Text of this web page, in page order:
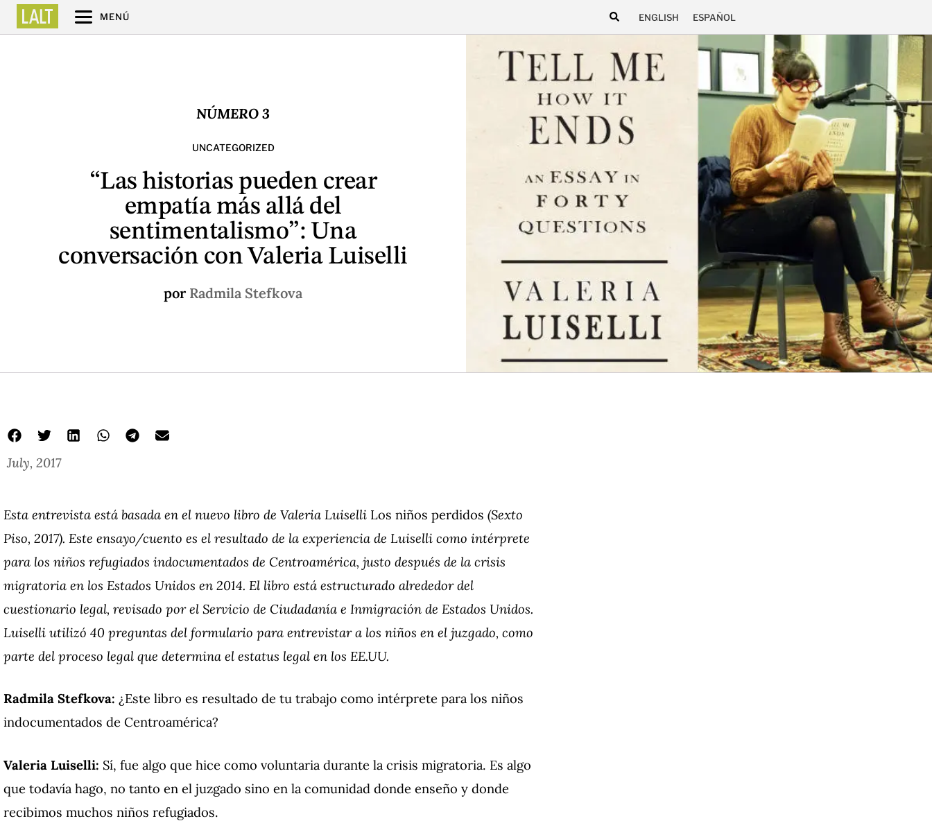
MENÚ ENGLISH ESPAÑOL
NÚMERO 3
UNCATEGORIZED
“Las historias pueden crear
empatía más allá del
sentimentalismo”: Una
conversación con Valeria Luiselli
por Radmila Stefkova
July, 2017
Esta entrevista está basada en el nuevo libro de Valeria Luiselli Los niños perdidos (Sexto
Piso, 2017). Este ensayo/cuento es el resultado de la experiencia de Luiselli como intérprete
para los niños refugiados indocumentados de Centroamérica, justo después de la crisis
migratoria en los Estados Unidos en 2014. El libro está estructurado alrededor del
cuestionario legal, revisado por el Servicio de Ciudadanía e Inmigración de Estados Unidos.
Luiselli utilizó 40 preguntas del formulario para entrevistar a los niños en el juzgado, como
parte del proceso legal que determina el estatus legal en los EE.UU.
Radmila Stefkova: ¿Este libro es resultado de tu trabajo como intérprete para los niños
indocumentados de Centroamérica?
Valeria Luiselli: Sí, fue algo que hice como voluntaria durante la crisis migratoria. Es algo
que todavía hago, no tanto en el juzgado sino en la comunidad donde enseño y donde
recibimos muchos niños refugiados.